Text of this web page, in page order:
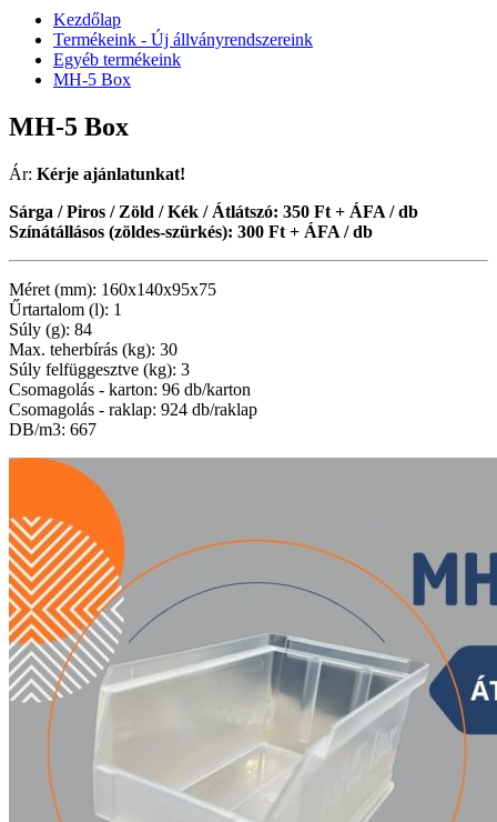
Kezdőlap
Termékeink - Új állványrendszereink
Egyéb termékeink
MH-5 Box
MH-5 Box
Ár: Kérje ajánlatunkat!
Sárga / Piros / Zöld / Kék / Átlátszó: 350 Ft + ÁFA / db
Színátállásos (zöldes-szürkés): 300 Ft + ÁFA / db
Méret (mm): 160x140x95x75
Űrtartalom (l): 1
Súly (g): 84
Max. teherbírás (kg): 30
Súly felfüggesztve (kg): 3
Csomagolás - karton: 96 db/karton
Csomagolás - raklap: 924 db/raklap
DB/m3: 667